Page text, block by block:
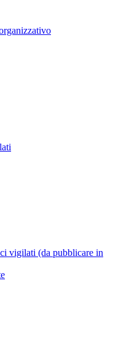
vigilati (da pubblicare in